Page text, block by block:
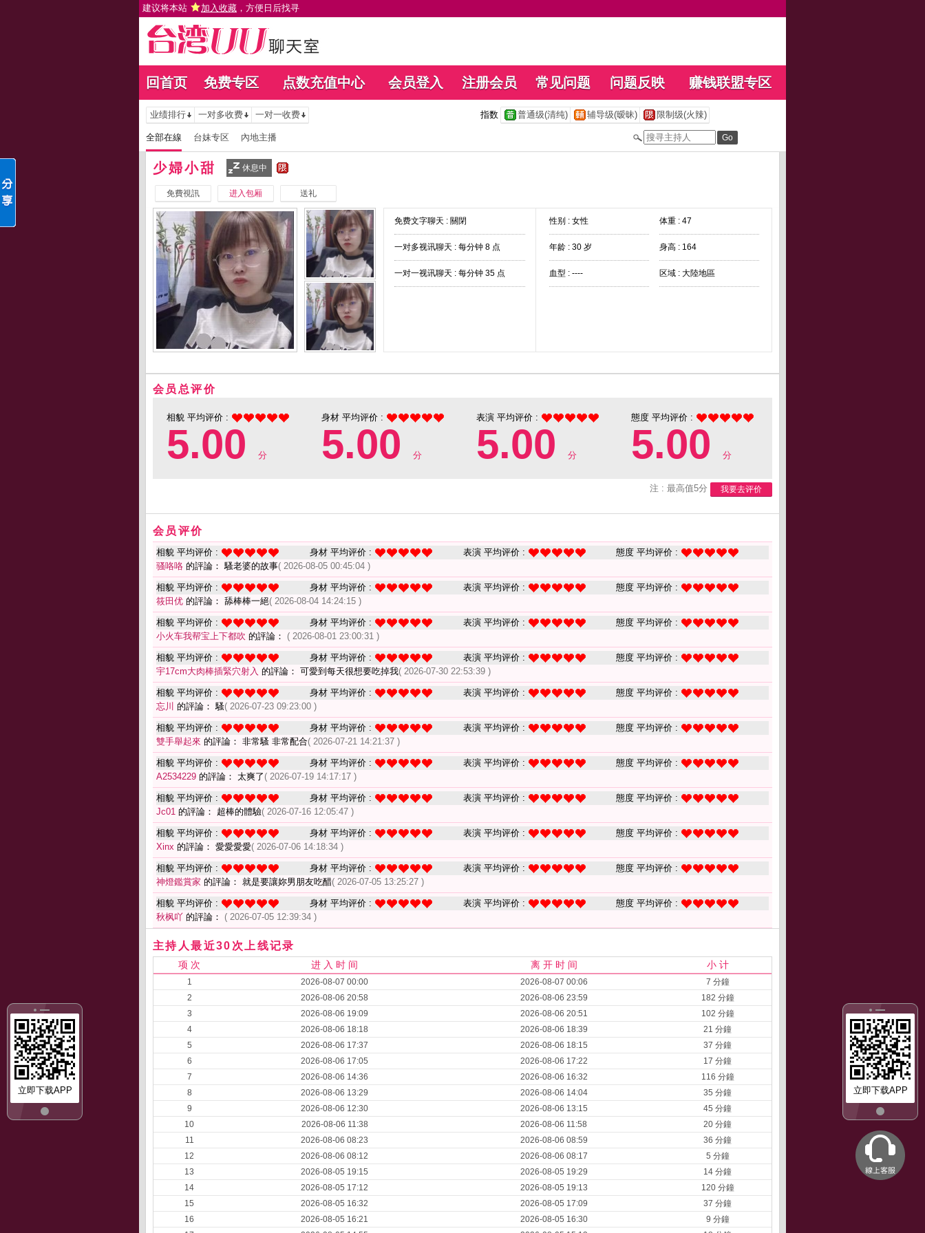
建议将本站 加入收藏 ，方便日后找寻
回首页 免费专区 点数充值中心 会员登入 注册会员 常见问题 问题反映 赚钱联盟专区
立即下载APP
立即下载APP
业绩排行 一对多收费 一对一收费 指数 普通级(清纯) 辅导级(暧昧) 限制级(火辣)
全部在線 台妹专区 內地主播
少婦小甜 休息中
免費視訊 进入包厢 送礼
免费文字聊天 : 關閉
一对多视讯聊天 : 每分钟 8 点
一对一视讯聊天 : 每分钟 35 点
性别 : 女性 体重 : 47
年龄 : 30 岁 身高 : 164
血型 : ---- 区域 : 大陸地區
会员总评价
相貌 平均评价 :
5.00 分
身材 平均评价 :
5.00 分
表演 平均评价 :
5.00 分
態度 平均评价 :
5.00 分
注 : 最高值5分 我要去评价
会员评价
相貌 平均评价 : 身材 平均评价 : 表演 平均评价 :
態度 平均评价 :
骚咯咯 的評論： 騷老婆的故事( 2026-08-05 00:45:04 )
相貌 平均评价 : 身材 平均评价 : 表演 平均评价 :
態度 平均评价 :
筱田优 的評論： 舔棒棒一絕( 2026-08-04 14:24:15 )
相貌 平均评价 : 身材 平均评价 : 表演 平均评价 :
態度 平均评价 :
小火车我帮宝上下都吹 的評論： ( 2026-08-01 23:00:31 )
相貌 平均评价 : 身材 平均评价 : 表演 平均评价 :
態度 平均评价 :
宇17cm大肉棒插緊穴射入 的評論： 可愛到每天很想要吃掉我( 2026-07-30 22:53:39 )
相貌 平均评价 : 身材 平均评价 : 表演 平均评价 :
態度 平均评价 :
忘川 的評論： 騷( 2026-07-23 09:23:00 )
相貌 平均评价 : 身材 平均评价 : 表演 平均评价 :
態度 平均评价 :
雙手舉起來 的評論： 非常騷 非常配合( 2026-07-21 14:21:37 )
相貌 平均评价 : 身材 平均评价 : 表演 平均评价 :
態度 平均评价 :
A2534229 的評論： 太爽了 ( 2026-07-19 14:17:17 )
相貌 平均评价 : 身材 平均评价 : 表演 平均评价 :
態度 平均评价 :
Jc01 的評論： 超棒的體驗( 2026-07-16 12:05:47 )
相貌 平均评价 : 身材 平均评价 : 表演 平均评价 :
態度 平均评价 :
Xinx 的評論： 愛愛愛愛( 2026-07-06 14:18:34 )
相貌 平均评价 : 身材 平均评价 : 表演 平均评价 :
態度 平均评价 :
神燈鑑賞家 的評論： 就是要讓妳男朋友吃醋( 2026-07-05 13:25:27 )
相貌 平均评价 : 身材 平均评价 : 表演 平均评价 :
態度 平均评价 :
秋枫吖 的評論： ( 2026-07-05 12:39:34 )
主持人最近30次上线记录
项 次 进 入 时 间 离 开 时 间 小 计
1 2026-08-07 00:00 2026-08-07 00:06
7 分鐘
2
2026-08-06 20:58 2026-08-06 23:59
182 分鐘
3
2026-08-06 19:09 2026-08-06 20:51
102 分鐘
4
2026-08-06 18:18 2026-08-06 18:39
21 分鐘
5
2026-08-06 17:37 2026-08-06 18:15
37 分鐘
6
2026-08-06 17:05 2026-08-06 17:22
17 分鐘
7
2026-08-06 14:36 2026-08-06 16:32
116 分鐘
8
2026-08-06 13:29 2026-08-06 14:04
35 分鐘
9
2026-08-06 12:30 2026-08-06 13:15
45 分鐘
10
2026-08-06 11:38 2026-08-06 11:58
20 分鐘
11
2026-08-06 08:23 2026-08-06 08:59
36 分鐘
12
2026-08-06 08:12 2026-08-06 08:17
5 分鐘
13
2026-08-05 19:15 2026-08-05 19:29
14 分鐘
14
2026-08-05 17:12 2026-08-05 19:13
120 分鐘
15
2026-08-05 16:32 2026-08-05 17:09
37 分鐘
16
2026-08-05 16:21 2026-08-05 16:30
9 分鐘